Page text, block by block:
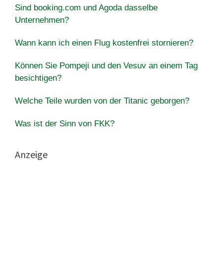
Sind booking.com und Agoda dasselbe
Unternehmen?
Wann kann ich einen Flug kostenfrei stornieren?
Können Sie Pompeji und den Vesuv an einem Tag
besichtigen?
Welche Teile wurden von der Titanic geborgen?
Was ist der Sinn von FKK?
Anzeige